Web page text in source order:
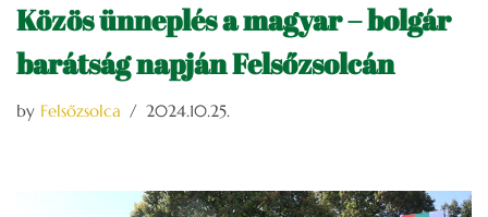
Közös ünneplés a magyar – bolgár
barátság napján Felsőzsolcán
by Felsőzsolca 2024.10.25.